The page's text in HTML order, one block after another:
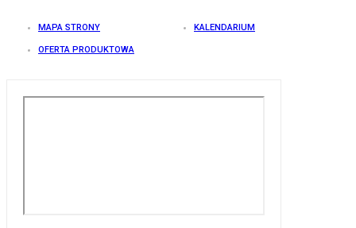
MAPA STRONY KALENDARIUM
OFERTA PRODUKTOWA